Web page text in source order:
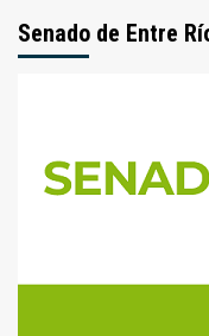
Senado de Entre